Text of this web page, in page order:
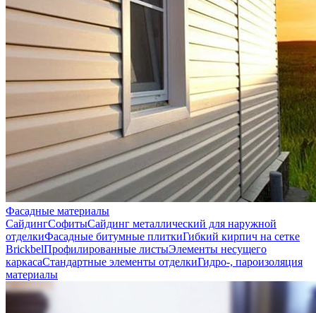
Фасадные материалы
СайдингСофитыСайдинг металлический для наружной
отделкиФасадные битумные плиткиГибкий кирпич на сетке
BrickbelПрофилированные листыЭлементы несущего
каркасаСтандартные элементы отделкиГидро-, пароизоляция
материалы